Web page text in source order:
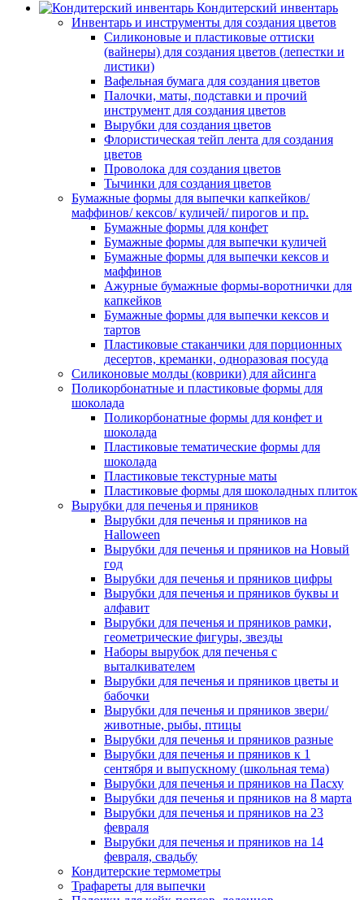
Кондитерский инвентарь
Инвентарь и инструменты для создания цветов
Силиконовые и пластиковые оттиски
(вайнеры) для создания цветов (лепестки и
листики)
Вафельная бумага для создания цветов
Палочки, маты, подставки и прочий
инструмент для создания цветов
Вырубки для создания цветов
Флористическая тейп лента для создания
цветов
Проволока для создания цветов
Тычинки для создания цветов
Бумажные формы для выпечки капкейков/
маффинов/ кексов/ куличей/ пирогов и пр.
Бумажные формы для конфет
Бумажные формы для выпечки куличей
Бумажные формы для выпечки кексов и
маффинов
Ажурные бумажные формы-воротнички для
капкейков
Бумажные формы для выпечки кексов и
тартов
Пластиковые стаканчики для порционных
десертов, креманки, одноразовая посуда
Силиконовые молды (коврики) для айсинга
Поликорбонатные и пластиковые формы для
шоколада
Поликорбонатные формы для конфет и
шоколада
Пластиковые тематические формы для
шоколада
Пластиковые текстурные маты
Пластиковые формы для шоколадных плиток
Вырубки для печенья и пряников
Вырубки для печенья и пряников на
Halloween
Вырубки для печенья и пряников на Новый
год
Вырубки для печенья и пряников цифры
Вырубки для печенья и пряников буквы и
алфавит
Вырубки для печенья и пряников рамки,
геометрические фигуры, звезды
Наборы вырубок для печенья с
выталкивателем
Вырубки для печенья и пряников цветы и
бабочки
Вырубки для печенья и пряников звери/
животные, рыбы, птицы
Вырубки для печенья и пряников разные
Вырубки для печенья и пряников к 1
сентября и выпускному (школьная тема)
Вырубки для печенья и пряников на Пасху
Вырубки для печенья и пряников на 8 марта
Вырубки для печенья и пряников на 23
февраля
Вырубки для печенья и пряников на 14
февраля, свадьбу
Кондитерские термометры
Трафареты для выпечки